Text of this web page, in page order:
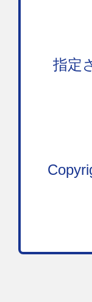
指定